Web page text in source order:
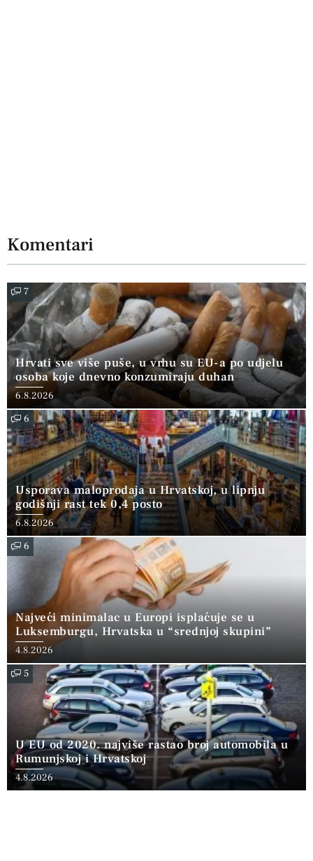
Komentari
7
Hrvati sve više puše, u vrhu su EU-a po udjelu
osoba koje dnevno konzumiraju duhan
6.8.2026
6
Usporava maloprodaja u Hrvatskoj, u lipnju
godišnji rast tek 0,4 posto
6.8.2026
6
Najveći minimalac u Europi isplaćuje se u
Luksemburgu, Hrvatska u “srednjoj skupini”
4.8.2026
5
U EU od 2020. najviše rastao broj automobila u
Rumunjskoj i Hrvatskoj
4.8.2026